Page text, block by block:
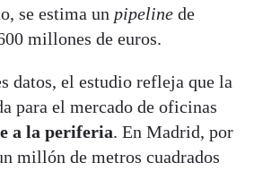
se estima un pipeline de
millones de euros.
datos, el estudio refleja que la
para el mercado de oficinas
a la periferia. En Madrid, por
millón de metros cuadrados